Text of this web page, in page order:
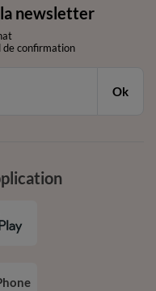
newsletter
de confirmation
Ok